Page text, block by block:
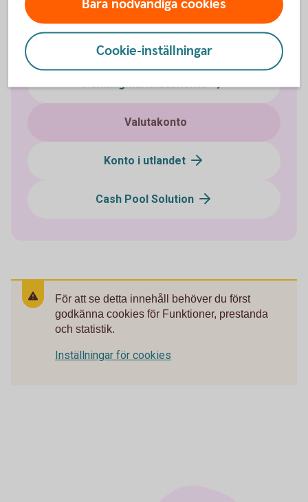
Klientmedelskonto
Koncernkonto
Valutakonto
Konto i utlandet
Cash Pool Solution
För att se detta innehåll behöver du först
godkänna cookies för Funktioner, prestanda
och statistik.
Inställningar för cookies
Bara nödvändiga cookies
Cookie-inställningar